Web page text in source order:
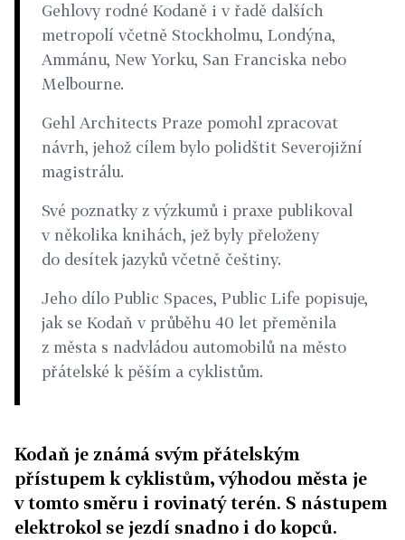
Gehlovy rodné Kodaně i v řadě dalších
metropolí včetně Stockholmu, Londýna,
Ammánu, New Yorku, San Franciska nebo
Melbourne.
Gehl Architects Praze pomohl zpracovat
návrh, jehož cílem bylo polidštit Severojižní
magistrálu.
Své poznatky z výzkumů i praxe publikoval
v několika knihách, jež byly přeloženy
do desítek jazyků včetně češtiny.
Jeho dílo Public Spaces, Public Life popisuje,
jak se Kodaň v průběhu 40 let přeměnila
z města s nadvládou automobilů na město
přátelské k pěším a cyklistům.
Kodaň je známá svým přátelským
přístupem k cyklistům, výhodou města je
v tomto směru i rovinatý terén. S nástupem
elektrokol se jezdí snadno i do kopců.